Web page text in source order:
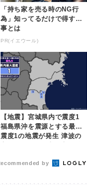
「持ち家を売る時のNG行
為」知ってるだけで得する
事とは
PR(イエウール)
【地震】宮城県内で震度1
福島県沖を震源とする最大
震度1の地震が発生 津波の
by